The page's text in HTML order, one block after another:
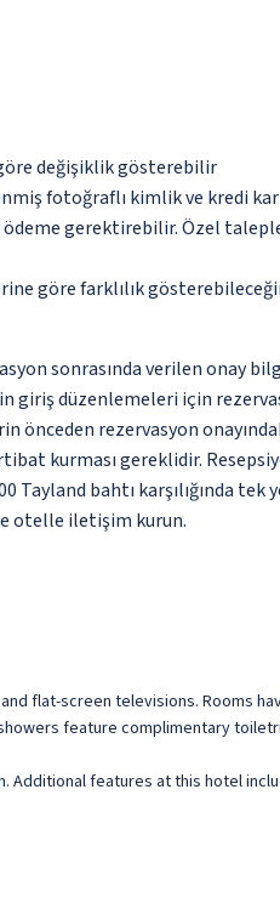
değişiklik gösterebilir
fotoğraflı kimlik ve kredi
ödeme gerektirebilir. Özel
göre farklılık
sonrasında verilen onay
giriş düzenlemeleri için
önceden rezervasyon
kurması gereklidir.
bahtı karşılığında
otelle iletişim kurun.
flat-screen televisions. Rooms
feature complimentary
Additional features at this hotel